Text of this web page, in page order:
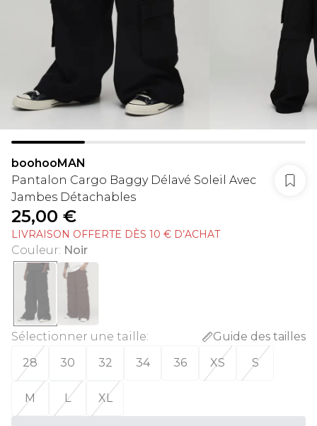
boohooMAN
Pantalon Cargo Baggy Délavé Soleil Avec
Jambes Détachables
25,00 €
LIVRAISON OFFERTE DÈS 10 € D’ACHAT
Couleur: Noir
Sélectionner une taille:
Guide des tailles
28
30 32 34 36 XS S
M L XL